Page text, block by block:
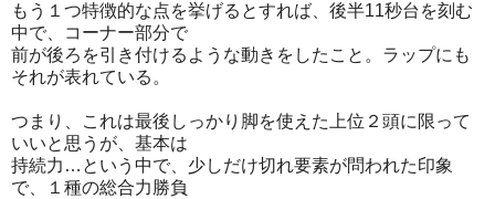
もう１つ特徴的な点を挙げるとすれば、後半11秒台を刻む
中で、コーナー部分で
前が後ろを引き付けるような動きをしたこと。ラップにも
それが表れている。
つまり、これは最後しっかり脚を使えた上位２頭に限って
いいと思うが、基本は
持続力…という中で、少しだけ切れ要素が問われた印象
で、１種の総合力勝負